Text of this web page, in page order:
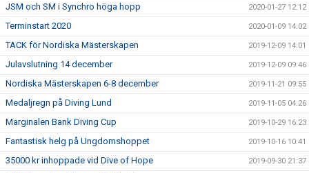
JSM och SM i Synchro höga hopp 2020-01-27 12:12
Terminstart 2020 2020-01-09 14:02
TACK för Nordiska Mästerskapen 2019-12-09 14:01
Julavslutning 14 december 2019-12-09 09:46
Nordiska Mästerskapen 6-8 december 2019-11-21 09:55
Medaljregn på Diving Lund 2019-11-05 04:26
Marginalen Bank Diving Cup 2019-10-29 16:23
Fantastisk helg på Ungdomshoppet 2019-10-16 10:41
35000 kr inhoppade vid Dive of Hope 2019-09-30 21:37